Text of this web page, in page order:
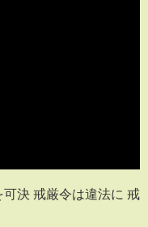
決 戒厳令は違法に 戒